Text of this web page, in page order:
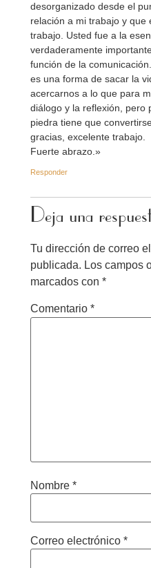
desorganizado desde el
relación a mi trabajo y que
trabajo. Usted fue a la
verdaderamente
función de la
es una forma de sacar la
acercarnos a lo que para
diálogo y la reflexión, pero
piedra tiene que
gracias, excelente trabajo.
Fuerte abrazo.»
Responder
Deja una
Tu dirección de correo
publicada. Los campos
marcados con *
Comentario *
Nombre *
Correo electrónico *